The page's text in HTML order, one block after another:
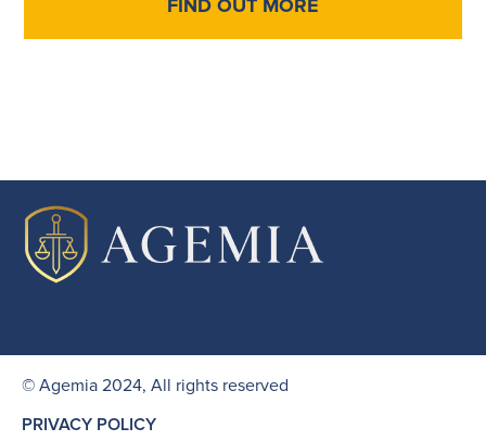
FIND OUT MORE
© Agemia 2024, All rights reserved
PRIVACY POLICY